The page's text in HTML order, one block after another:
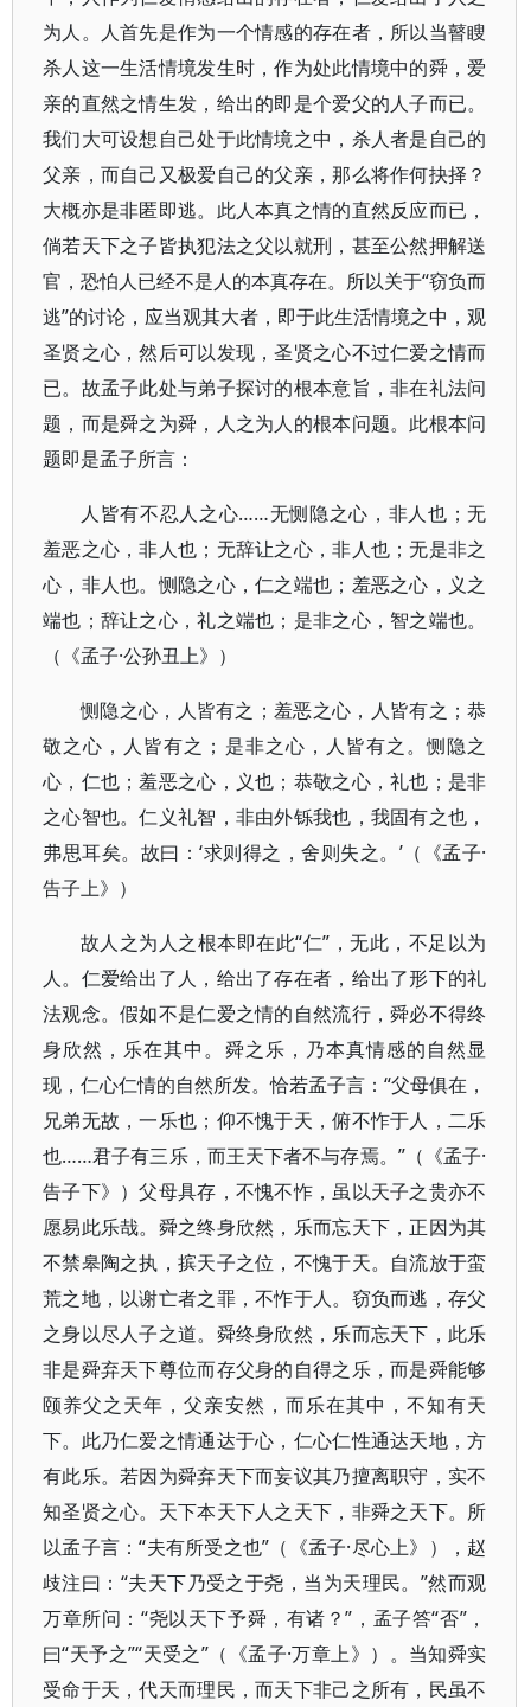
为人。人首先是作为一个情感的存在者，所以当瞽瞍
杀人这一生活情境发生时，作为处此情境中的舜，爱
亲的直然之情生发，给出的即是个爱父的人子而已。
我们大可设想自己处于此情境之中，杀人者是自己的
父亲，而自己又极爱自己的父亲，那么将作何抉择？
大概亦是非匿即逃。此人本真之情的直然反应而已，
倘若天下之子皆执犯法之父以就刑，甚至公然押解送
官，恐怕人已经不是人的本真存在。所以关于“窃负而
逃”的讨论，应当观其大者，即于此生活情境之中，观
圣贤之心，然后可以发现，圣贤之心不过仁爱之情而
已。故孟子此处与弟子探讨的根本意旨，非在礼法问
题，而是舜之为舜，人之为人的根本问题。此根本问
题即是孟子所言：
人皆有不忍人之心……无恻隐之心，非人也；无
羞恶之心，非人也；无辞让之心，非人也；无是非之
心，非人也。恻隐之心，仁之端也；羞恶之心，义之
端也；辞让之心，礼之端也；是非之心，智之端也。
（《孟子·公孙丑上》）
恻隐之心，人皆有之；羞恶之心，人皆有之；恭
敬之心，人皆有之；是非之心，人皆有之。恻隐之
心，仁也；羞恶之心，义也；恭敬之心，礼也；是非
之心智也。仁义礼智，非由外铄我也，我固有之也，
弗思耳矣。故曰：‘求则得之，舍则失之。’（《孟子·
告子上》）
故人之为人之根本即在此“仁”，无此，不足以为
人。仁爱给出了人，给出了存在者，给出了形下的礼
法观念。假如不是仁爱之情的自然流行，舜必不得终
身欣然，乐在其中。舜之乐，乃本真情感的自然显
现，仁心仁情的自然所发。恰若孟子言：“父母俱在，
兄弟无故，一乐也；仰不愧于天，俯不怍于人，二乐
也……君子有三乐，而王天下者不与存焉。”（《孟子·
告子下》）父母具存，不愧不怍，虽以天子之贵亦不
愿易此乐哉。舜之终身欣然，乐而忘天下，正因为其
不禁皋陶之执，摈天子之位，不愧于天。自流放于蛮
荒之地，以谢亡者之罪，不怍于人。窃负而逃，存父
之身以尽人子之道。舜终身欣然，乐而忘天下，此乐
非是舜弃天下尊位而存父身的自得之乐，而是舜能够
颐养父之天年，父亲安然，而乐在其中，不知有天
下。此乃仁爱之情通达于心，仁心仁性通达天地，方
有此乐。若因为舜弃天下而妄议其乃擅离职守，实不
知圣贤之心。天下本天下人之天下，非舜之天下。所
以孟子言：“夫有所受之也”（《孟子·尽心上》），赵
歧注曰：“夫天下乃受之于尧，当为天理民。”然而观
万章所问：“尧以天下予舜，有诸？”，孟子答“否”，
曰“天予之”“天受之”（《孟子·万章上》）。当知舜实
受命于天，代天而理民，而天下非己之所有，民虽不